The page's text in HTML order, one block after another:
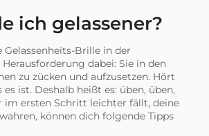
ich gelassener?
Brille in der
Herausforderung dabei: Sie in den
zu zücken und aufzusetzen. Hört
ist. Deshalb heißt es: üben, üben,
im ersten Schritt leichter fällt, deine
können dich folgende Tipps